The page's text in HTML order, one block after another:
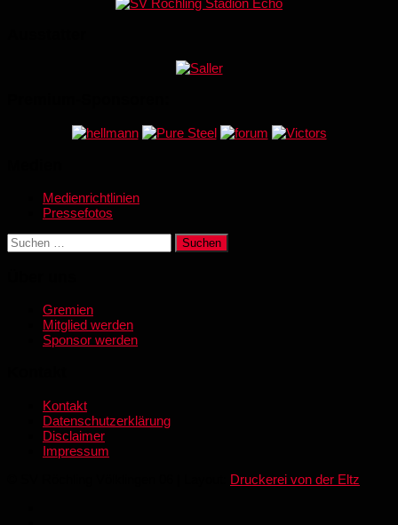
Medienrichtlinien
Pressefotos
Suchen
nach:
Gremien
Mitglied werden
Sponsor werden
Kontakt
Datenschutzerklärung
Disclaimer
Impressum
Druckerei von der Eltz